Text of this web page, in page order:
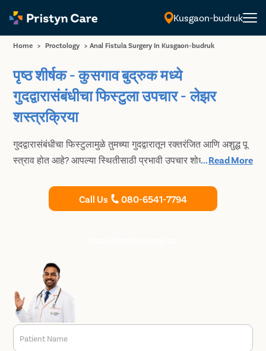
मराठी
Kusgaon-budruk
Home > Proctology > Anal Fistula Surgery In Kusgaon-budruk
पृष्ठ शीर्षक - कुसगाव बुद्रुक मध्ये
गुदद्वारासंबंधीचा फिस्टुला उपचार - लेझर
शस्त्रक्रिया
गुदद्वारासंबंधीचा फिस्टुलामुळे तुमच्या गुदद्वारातून रक्तरंजित आणि अशुद्ध पू
स्त्राव होत आहे? आपल्या स्थितीसाठी प्रभावी उपचार शोधत आहात?
तपशीलवार सल्लामसलत आणि प्रगत लेसर शस्त्रक्रियेसाठी कुसगाव
बुद्रुक मधील उच्च प्रशिक्षित आणि अनुभवी एनोरेक्टल सर्जनचा सल्ला
...Read More
Call Us 080-6541-7794
Patient Name